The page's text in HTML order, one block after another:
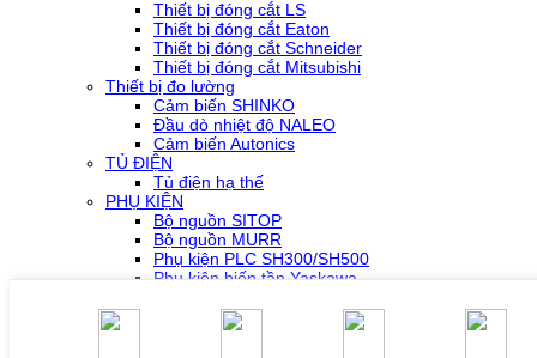
Thiết bị đóng cắt LS
Thiết bị đóng cắt Eaton
Thiết bị đóng cắt Schneider
Thiết bị đóng cắt Mitsubishi
Thiết bị đo lường
Cảm biến SHINKO
Đầu dò nhiệt độ NALEO
Cảm biến Autonics
TỦ ĐIỆN
Tủ điện hạ thế
PHỤ KIỆN
Bộ nguồn SITOP
Bộ nguồn MURR
Phụ kiện PLC SH300/SH500
Phụ kiện biến tần Yaskawa
Phụ kiện Servo Sigma 7
HỖ TRỢ KỸ THUẬT